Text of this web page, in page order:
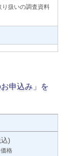
扱いの調査資料
申込み」を
)
格